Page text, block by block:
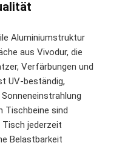
Aluminiumstruktur
aus Vivodur, die
Verfärbungen und
UV-beständig,
Tischbeine sind
jederzeit
Belastbarkeit